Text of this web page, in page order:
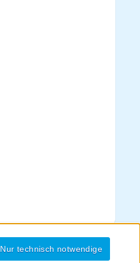
Nur technisch notwendige